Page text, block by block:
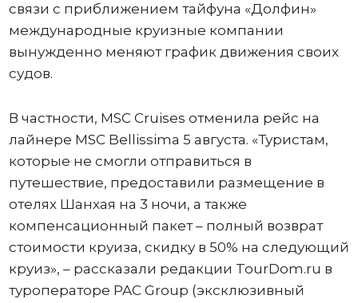
связи с приближением тайфуна «Долфин»
международные круизные компании
вынужденно меняют график движения своих
судов.
В частности, MSC Cruises отменила рейс на
лайнере MSC Bellissima 5 августа. «Туристам,
которые не смогли отправиться в
путешествие, предоставили размещение в
отелях Шанхая на 3 ночи, а также
компенсационный пакет – полный возврат
стоимости круиза, скидку в 50% на следующий
круиз», – рассказали редакции TourDom.ru в
туроператоре PAC Group (эксклюзивный